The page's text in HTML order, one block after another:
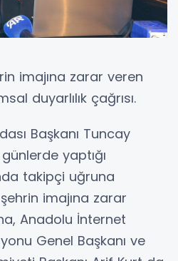
imajına zarar veren
duyarlılık çağrısı.
Başkanı Tuncay
günlerde yaptığı
takipçi uğruna
imajına zarar
Anadolu İnternet
Genel Başkanı ve